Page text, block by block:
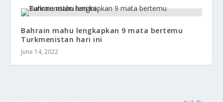
Bahrain mahu lengkapkan 9 mata bertemu
Turkmenistan hari ini
June 14, 2022